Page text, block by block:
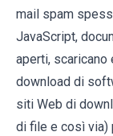
mail spam
JavaScript,
aperti, scaricano
download di
siti Web di
di file e così via)